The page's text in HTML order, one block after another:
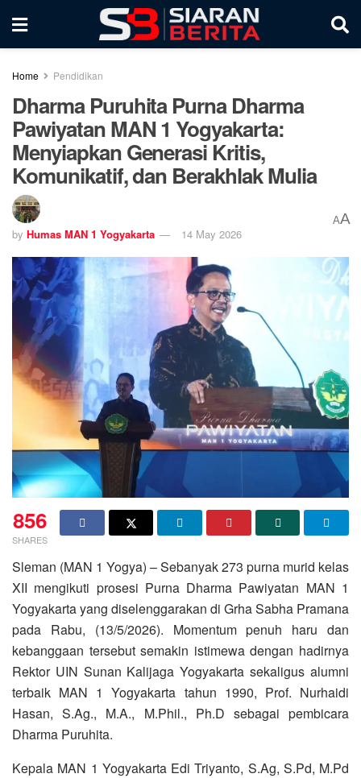
Home Pendidikan
Dharma Puruhita Purna Dharma
Pawiyatan MAN 1 Yogyakarta:
Menyiapkan Generasi Kritis,
Komunikatif, dan Berakhlak Mulia
by Humas MAN 1 Yogyakarta 14 May 2026
AA
856
SHARES
Sleman (MAN 1 Yogya) – Sebanyak 273 purna murid kelas
XII mengikuti prosesi Purna Dharma Pawiyatan MAN 1
Yogyakarta yang diselenggarakan di Grha Sabha Pramana
pada Rabu, (13/5/2026). Momentum penuh haru dan
kebanggaan tersebut semakin istimewa dengan hadirnya
Rektor UIN Sunan Kalijaga Yogyakarta sekaligus alumni
terbaik MAN 1 Yogyakarta tahun 1990, Prof. Nurhaidi
Hasan, S.Ag., M.A., M.Phil., Ph.D sebagai pembicara
Dharma Puruhita.
Kepala MAN 1 Yogyakarta Edi Triyanto, S.Ag, S.Pd, M.Pd